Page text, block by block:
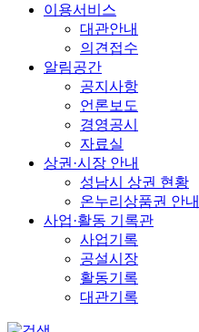
이용서비스
대관안내
의견접수
알림공간
공지사항
언론보도
경영공시
자료실
상권·시장 안내
성남시 상권 현황
온누리상품권 안내
사업·활동 기록관
사업기록
공설시장
활동기록
대관기록